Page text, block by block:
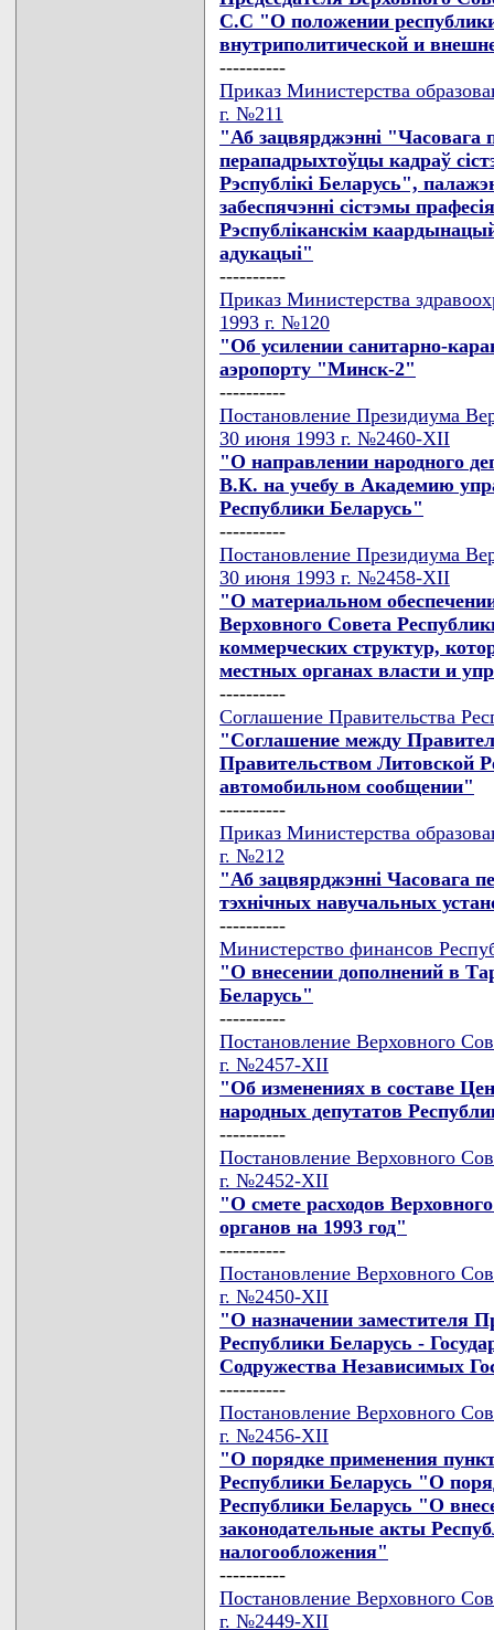
С.С "О положении
внутриполитической и
----------
Приказ Министерства
г. №211
"Аб зацвярджэннi
перападрыхтоўцы кадраў
Рэспублiкi Беларусь",
забеспячэннi сiстэмы
Рэспублiканскiм
адукацыi"
----------
Приказ Министерства
1993 г. №120
"Об усилении санитарно-
аэропорту "Минск-2"
----------
Постановление Президиума
30 июня 1993 г. №2460-XII
"О направлении народного
В.К. на учебу в Академию
Республики Беларусь"
----------
Постановление Президиума
30 июня 1993 г. №2458-XII
"О материальном
Верховного Совета
коммерческих структур,
местных органах власти и
----------
Соглашение Правительства
"Соглашение между
Правительством Литовской
автомобильном сообщении"
----------
Приказ Министерства
г. №212
"Аб зацвярджэннi Часовага
тэхнiчных навучальных
----------
Министерство финансов
"О внесении дополнений в
Беларусь"
----------
Постановление Верховного
г. №2457-XII
"Об изменениях в составе
народных депутатов
----------
Постановление Верховного
г. №2452-XII
"О смете расходов
органов на 1993 год"
----------
Постановление Верховного
г. №2450-XII
"О назначении заместителя
Республики Беларусь -
Содружества Независимых
----------
Постановление Верховного
г. №2456-XII
"О порядке применения
Республики Беларусь "О
Республики Беларусь "О
законодательные акты
налогообложения"
----------
Постановление Верховного
г. №2449-XII